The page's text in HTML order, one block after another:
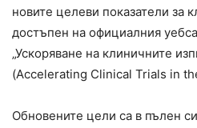
новите целеви показатели за
достъпен на официалния
„Ускоряване на клиничните
(Accelerating Clinical Trials in
Обновените цели са в пълен